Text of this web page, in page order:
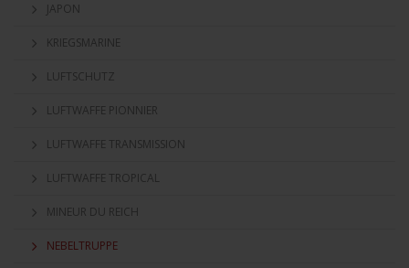
JAPON
KRIEGSMARINE
LUFTSCHUTZ
LUFTWAFFE PIONNIER
LUFTWAFFE TRANSMISSION
LUFTWAFFE TROPICAL
MINEUR DU REICH
NEBELTRUPPE